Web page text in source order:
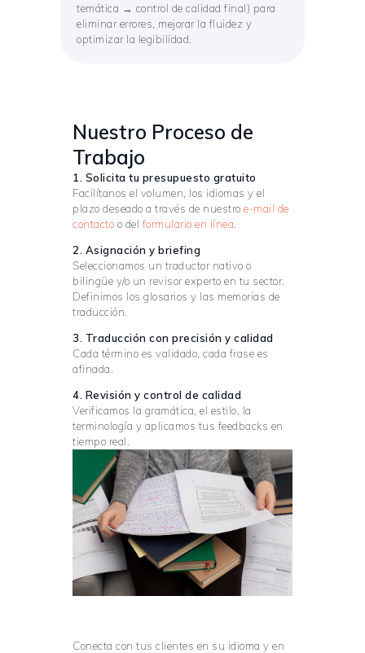
temática → control de calidad final) para
eliminar errores, mejorar la fluidez y
optimizar la legibilidad.
Nuestro Proceso de
Trabajo
1. Solicita tu presupuesto gratuito
Facilítanos el volumen, los idiomas y el
plazo deseado a través de nuestro e-mail de
contacto o del formulario en línea
2. Asignación y briefing
Seleccionamos un traductor nativo o
bilingüe y/o un revisor experto en tu sector.
Definimos los glosarios y las memorias de
traducción.
3. Traducción con precisión y calidad
Cada término es validado, cada frase es
afinada.
4. Revisión y control de calidad
Verificamos la gramática, el estilo, la
terminología y aplicamos tus feedbacks en
tiempo real.
Conecta con tus clientes en su idioma y en